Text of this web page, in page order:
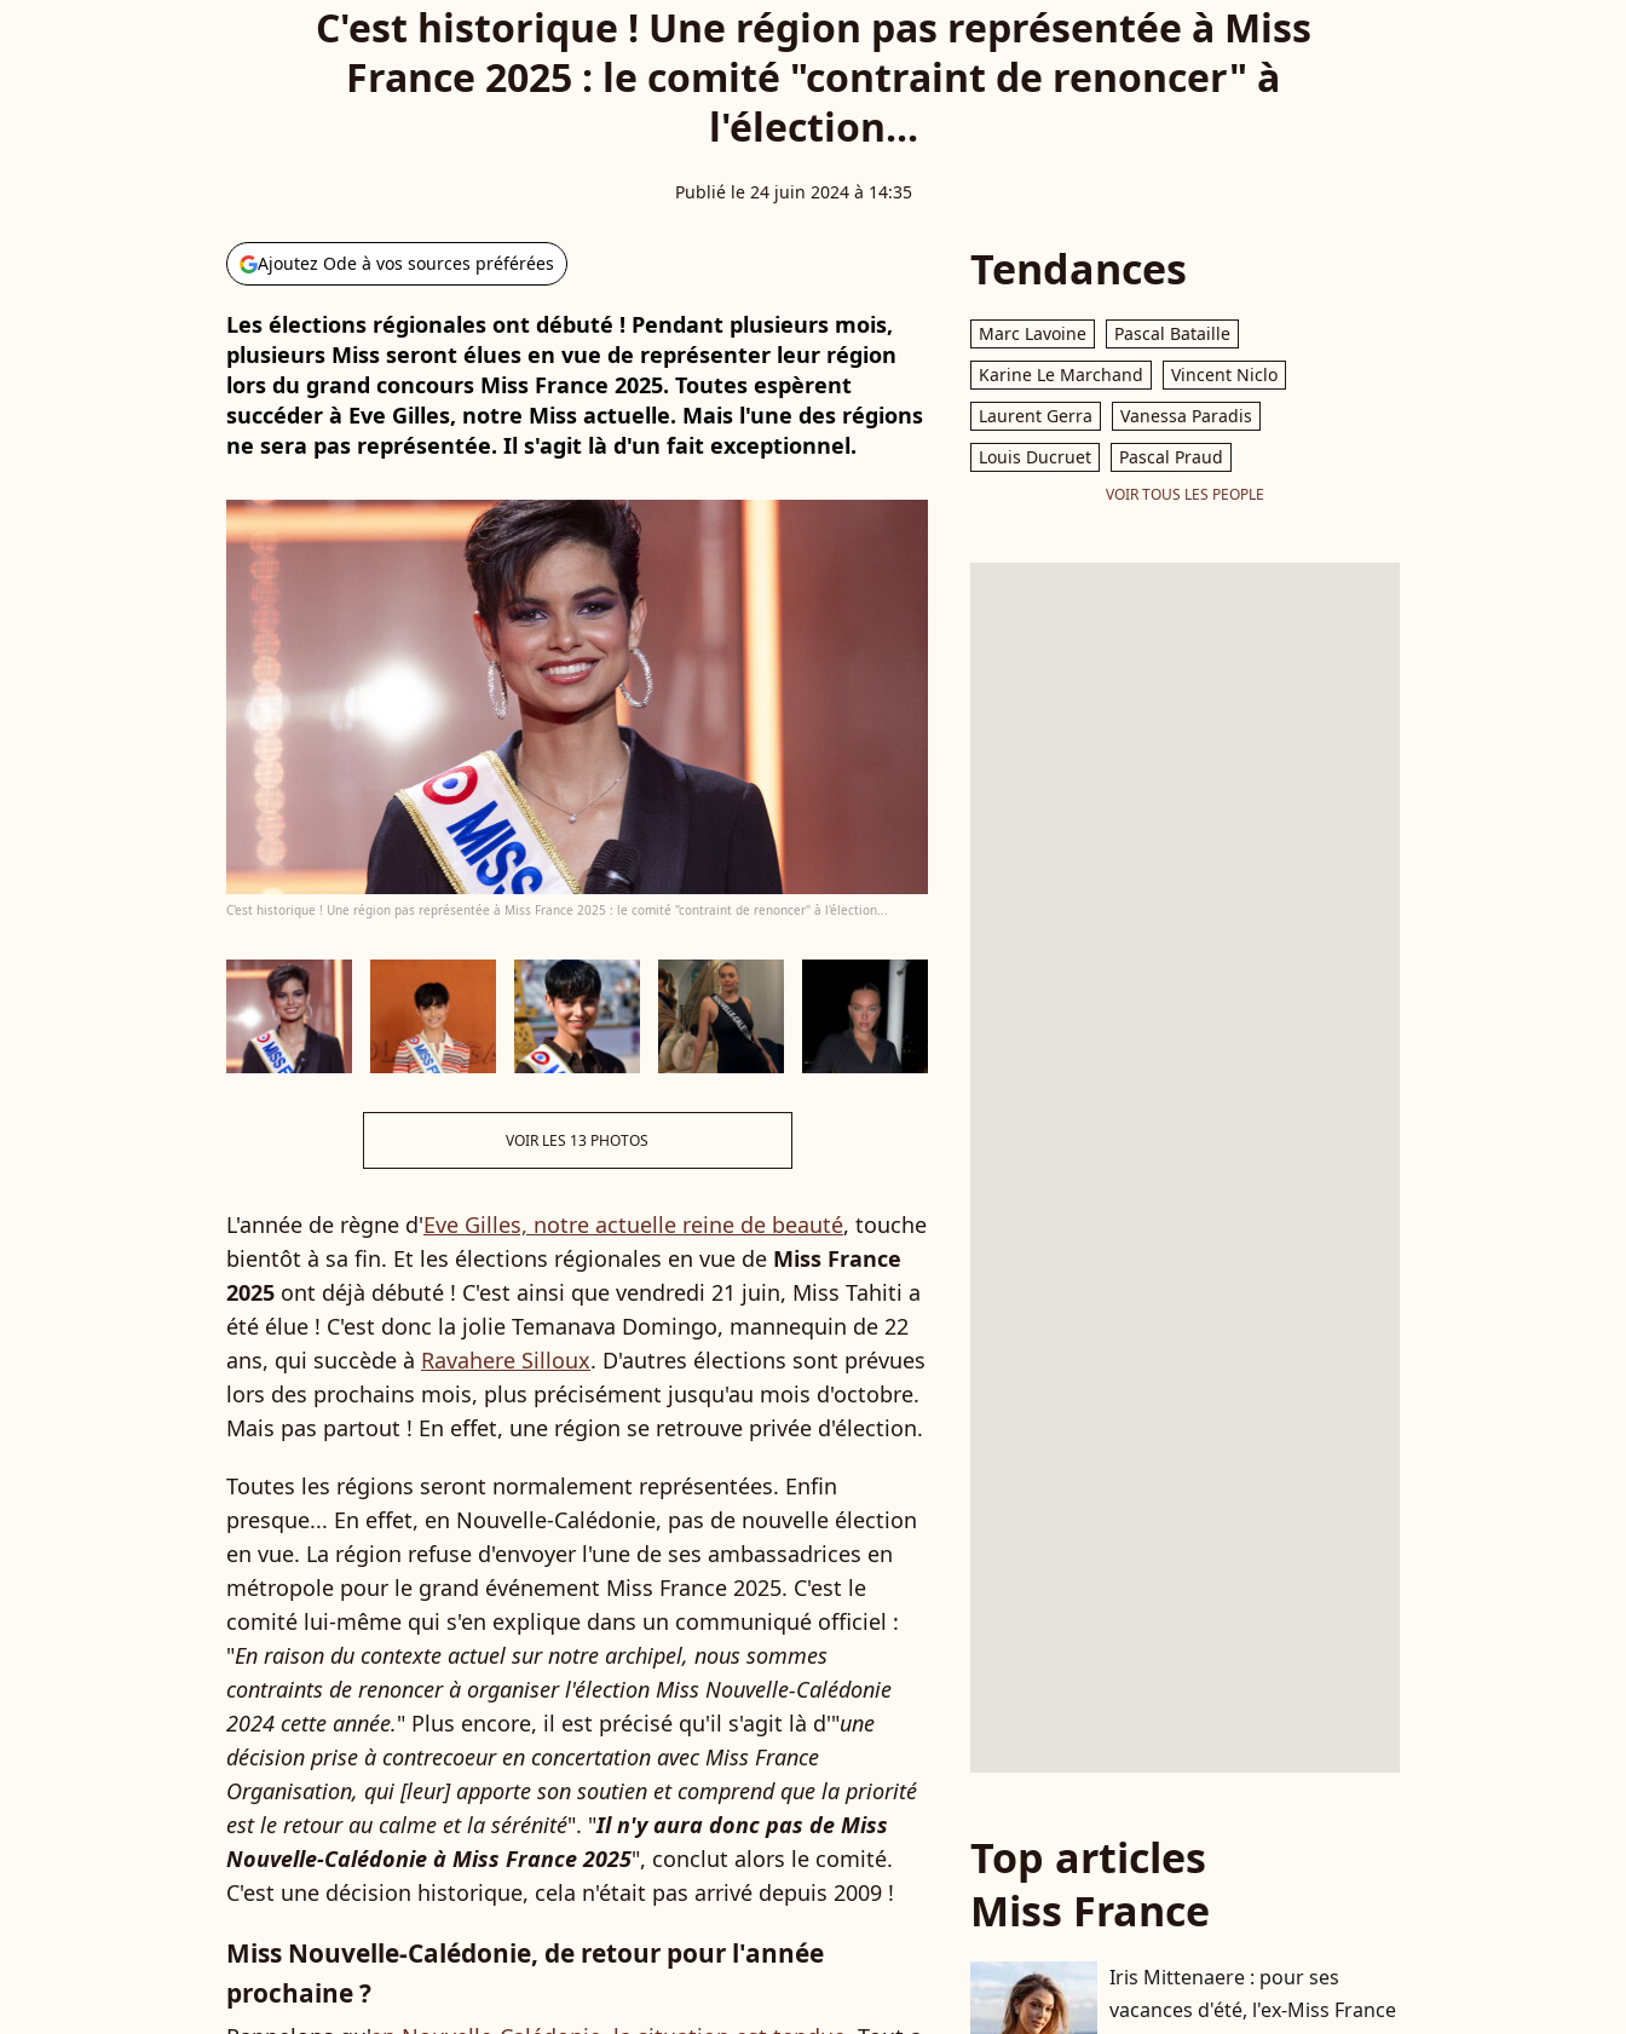
C'est historique ! Une région pas représentée à Miss
France 2025 : le comité "contraint de renoncer" à
l'élection...
Publié le 24 juin 2024 à 14:35
Ajoutez Ode à vos sources préférées
Les élections régionales ont débuté ! Pendant plusieurs mois,
plusieurs Miss seront élues en vue de représenter leur région
lors du grand concours Miss France 2025. Toutes espèrent
succéder à Eve Gilles, notre Miss actuelle. Mais l'une des régions
ne sera pas représentée. Il s'agit là d'un fait exceptionnel.
C'est historique ! Une région pas représentée à Miss France 2025 : le comité "contraint de renoncer" à l'élection...
VOIR LES 13 PHOTOS
L'année de règne d'Eve Gilles, notre actuelle reine de beauté, touche
bientôt à sa fin. Et les élections régionales en vue de Miss France
2025 ont déjà débuté ! C'est ainsi que vendredi 21 juin, Miss Tahiti a
été élue ! C'est donc la jolie Temanava Domingo, mannequin de 22
ans, qui succède à Ravahere Silloux. D'autres élections sont prévues
lors des prochains mois, plus précisément jusqu'au mois d'octobre.
Mais pas partout ! En effet, une région se retrouve privée d'élection.
Toutes les régions seront normalement représentées. Enfin
presque... En effet, en Nouvelle-Calédonie, pas de nouvelle élection
en vue. La région refuse d'envoyer l'une de ses ambassadrices en
métropole pour le grand événement Miss France 2025. C'est le
comité lui-même qui s'en explique dans un communiqué officiel :
"En raison du contexte actuel sur notre archipel, nous sommes
contraints de renoncer à organiser l'élection Miss Nouvelle-Calédonie
2024 cette année." Plus encore, il est précisé qu'il s'agit là d'"une
décision prise à contrecoeur en concertation avec Miss France
Organisation, qui [leur] apporte son soutien et comprend que la priorité
est le retour au calme et la sérénité". "Il n'y aura donc pas de Miss
Nouvelle-Calédonie à Miss France 2025", conclut alors le comité.
C'est une décision historique, cela n'était pas arrivé depuis 2009 !
Miss Nouvelle-Calédonie, de retour pour l'année
prochaine ?
Tendances
Marc Lavoine
Pascal Bataille
Karine Le Marchand
Vincent Niclo
Laurent Gerra
Vanessa Paradis
Louis Ducruet
Pascal Praud
VOIR TOUS LES PEOPLE
Top articles
Miss France
Iris Mittenaere : pour ses
vacances d'été, l'ex-Miss France